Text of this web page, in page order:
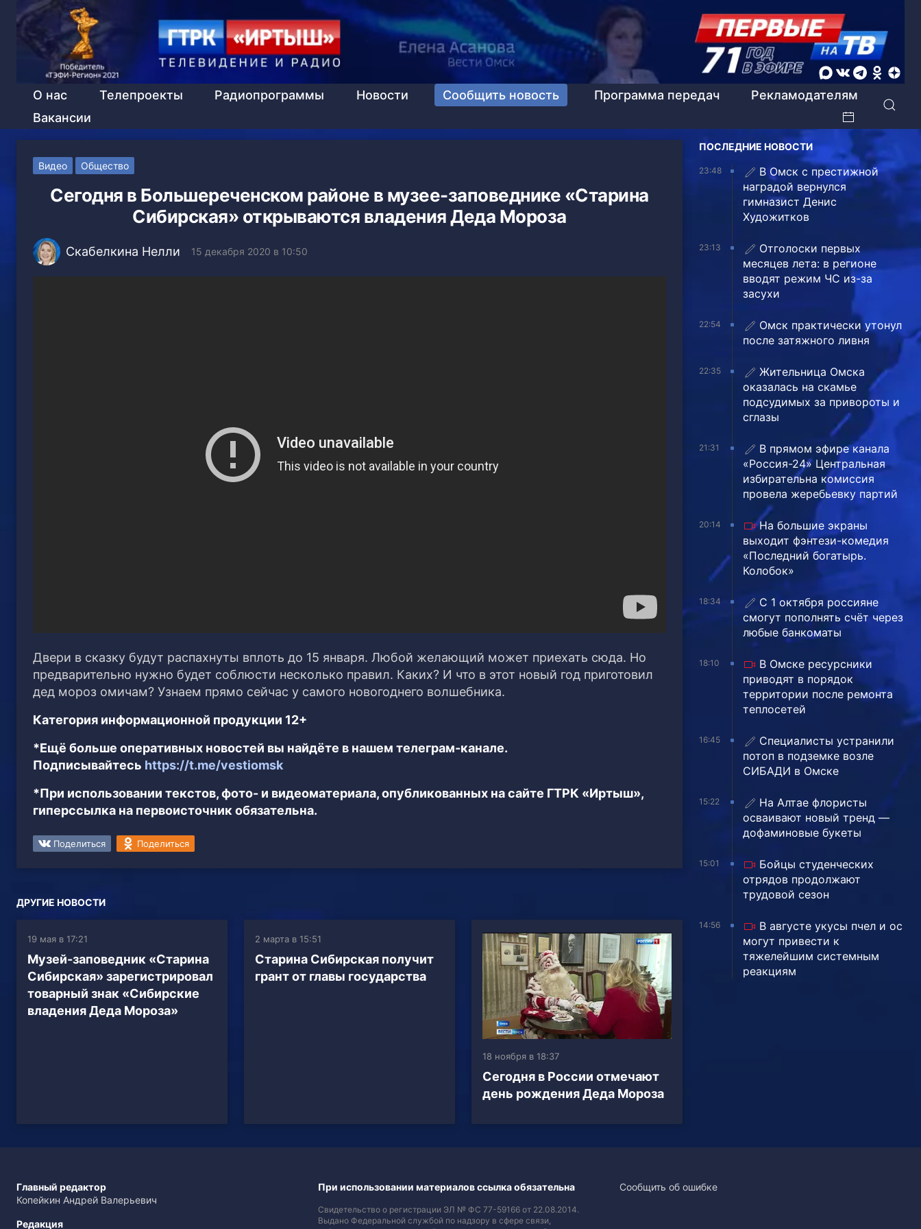
О нас Телепроекты Радиопрограммы Новости Сообщить новость Программа передач
Рекламодателям
Вакансии
Видео Общество
Сегодня в Большереченском районе в музее-заповеднике «Старина
Сибирская» открываются владения Деда Мороза
Скабелкина Нелли 15 декабря 2020 в 10:50
Двери в сказку будут распахнуты вплоть до 15 января. Любой желающий может приехать сюда. Но
предварительно нужно будет соблюсти несколько правил. Каких? И что в этот новый год приготовил
дед мороз омичам? Узнаем прямо сейчас у самого новогоднего волшебника.
Категория информационной продукции 12+
*Ещё больше оперативных новостей вы найдёте в нашем телеграм-канале.
Подписывайтесь https://t.me/vestiomsk
*При использовании текстов, фото- и видеоматериала, опубликованных на сайте ГТРК «Иртыш»,
гиперссылка на первоисточник обязательна.
Поделиться Поделиться
ДРУГИЕ НОВОСТИ
19 мая в 17:21
Музей-заповедник «Старина
Сибирская» зарегистрировал
товарный знак «Сибирские
владения Деда Мороза»
2 марта в 15:51
Старина Сибирская получит
грант от главы государства
18 ноября в 18:37
Сегодня в России отмечают
день рождения Деда Мороза
ПОСЛЕДНИЕ НОВОСТИ
23:48
В Омск с престижной
наградой вернулся
гимназист Денис
Художитков
23:13
Отголоски первых
месяцев лета: в регионе
вводят режим ЧС из-за
засухи
22:54
Омск практически утонул
после затяжного ливня
22:35
Жительница Омска
оказалась на скамье
подсудимых за привороты и
сглазы
21:31
В прямом эфире канала
«Россия-24» Центральная
избирательна комиссия
провела жеребьевку партий
20:14
На большие экраны
выходит фэнтези-комедия
«Последний богатырь.
Колобок»
18:34
С 1 октября россияне
смогут пополнять счёт через
любые банкоматы
18:10
В Омске ресурсники
приводят в порядок
территории после ремонта
теплосетей
16:45
Специалисты устранили
потоп в подземке возле
СИБАДИ в Омске
15:22
На Алтае флористы
осваивают новый тренд —
дофаминовые букеты
15:01
Бойцы студенческих
отрядов продолжают
трудовой сезон
14:56
В августе укусы пчел и ос
могут привести к
тяжелейшим системным
реакциям
Главный редактор
Копейкин Андрей Валерьевич
Редакция
При использовании материалов ссылка обязательна
Свидетельство о регистрации ЭЛ № ФС 77-59166 от 22.08.2014.
Выдано Федеральной службой по надзору в сфере связи,
Сообщить об ошибке